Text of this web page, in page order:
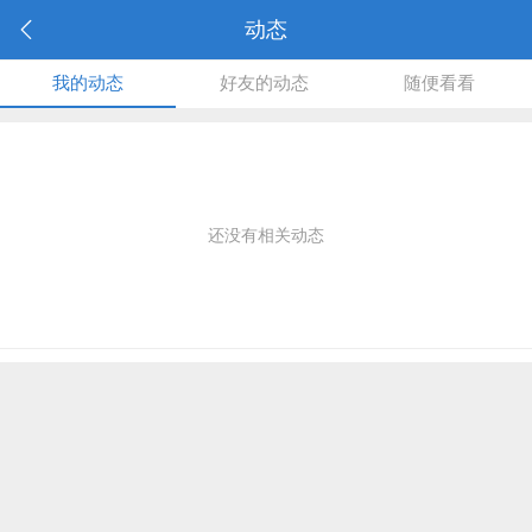
动态
我的动态 好友的动态 随便看看
还没有相关动态